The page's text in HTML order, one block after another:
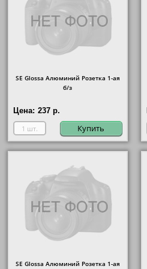
SE Glossa Алюминий Розетка 1-ая
б/з
Цена: 237 р.
Купить
SE Glossa Алюминий Розетка 1-ая